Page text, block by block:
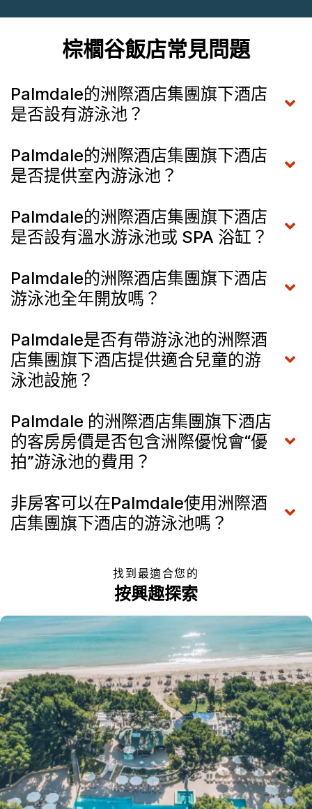
棕櫚谷飯店常見問題
Palmdale的洲際酒店集團旗下酒店
是否設有游泳池？
Palmdale的洲際酒店集團旗下酒店
是否提供室內游泳池？
Palmdale的洲際酒店集團旗下酒店
是否設有溫水游泳池或 SPA 浴缸？
Palmdale的洲際酒店集團旗下酒店
游泳池全年開放嗎？
Palmdale是否有帶游泳池的洲際酒
店集團旗下酒店提供適合兒童的游
泳池設施？
Palmdale 的洲際酒店集團旗下酒店
的客房房價是否包含洲際優悅會“優
拍”游泳池的費用？
非房客可以在Palmdale使用洲際酒
店集團旗下酒店的游泳池嗎？
找到最適合您的
按興趣探索